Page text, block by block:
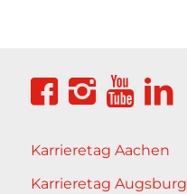
Karrieretag Aachen
Karrieretag Augsburg